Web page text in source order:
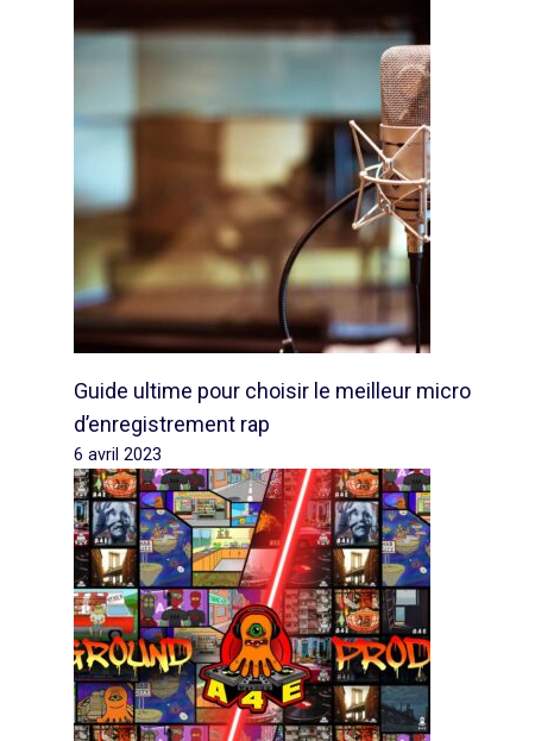
Guide ultime pour choisir le meilleur micro
d’enregistrement rap
6 avril 2023